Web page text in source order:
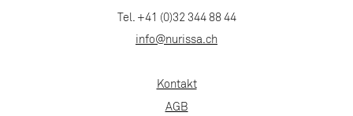
Tel. +41 (0)32 344 88 44
info@nurissa.ch
Kontakt
AGB